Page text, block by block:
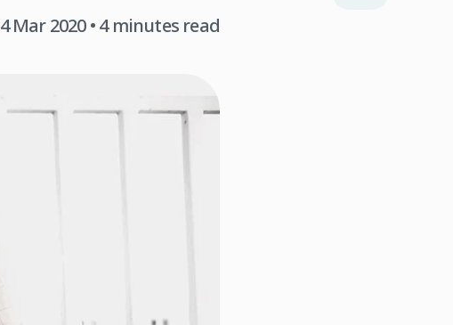
4 Mar 2020• 4 minutes read